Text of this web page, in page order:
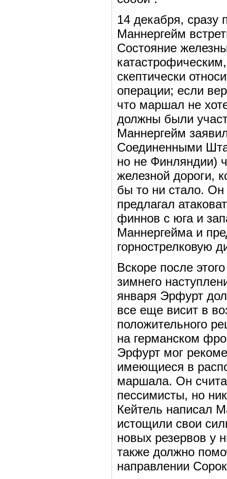
14 декабря, сразу
Маннергейм
Состояние
скептически
операции; если
что маршал не
должны были
Маннергейм
Соединенными
но не Финляндии)
железной дороги,
бы то ни стало.
предлагал
финнов с юга и
Маннергейма и
горнострелковую
Вскоре после
зимнего
января Эрфурт
все еще висит в
положительного
на германском
Эрфурт мог
имеющиеся в
маршала. Он
пессимисты, но
Кейтель написал
истощили свои
новых резервов у
также должно
направлении